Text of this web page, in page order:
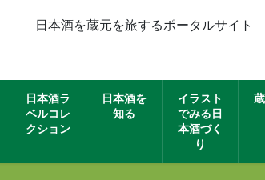
日本酒を蔵元を旅するポータルサイト
日本酒ラ
ベルコレ
クション
日本酒を
知る
イラスト
でみる日
本酒づく
り